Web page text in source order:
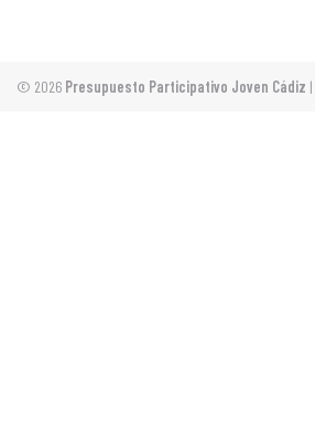
© 2026 Presupuesto Participativo Joven Cádiz |